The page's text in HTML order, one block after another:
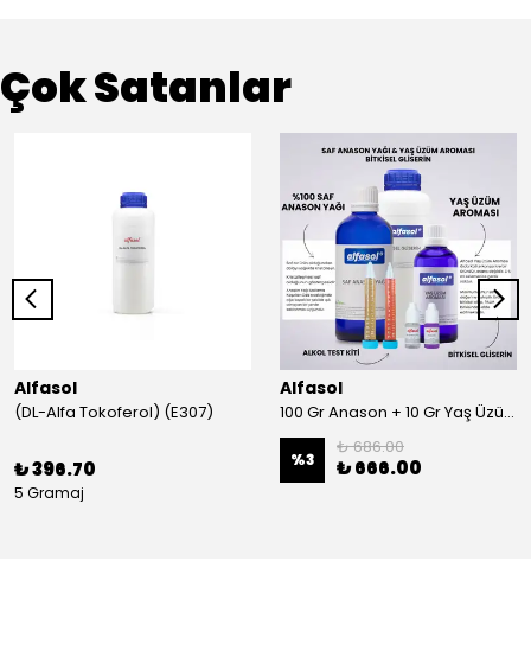
Çok Satanlar
Alfasol
(DL-Alfa Tokoferol) (E307)
₺ 396.70
5 Gramaj
Alfasol
100 Gr Anason + 10 Gr Yaş Üzüm + 250 Gr Gliserin + Alkol Test Kiti
%3
₺ 686.00
₺ 666.00